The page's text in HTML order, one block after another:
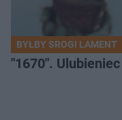
BYŁBY SROGI LAMENT
"1670".